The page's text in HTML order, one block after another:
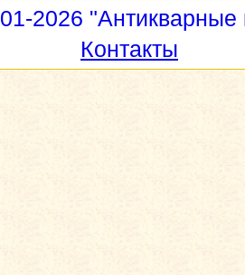
2026 "Антикварные
Контакты